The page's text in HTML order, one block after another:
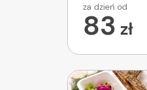
za dzień od
83 zł